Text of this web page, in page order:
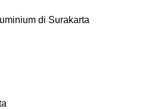
di Surakarta